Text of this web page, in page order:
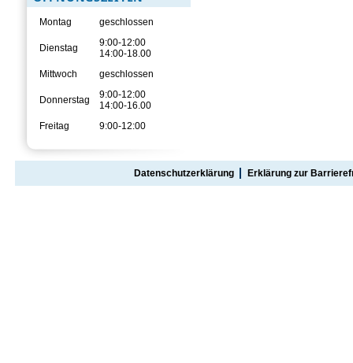
Montag geschlossen
Dienstag
9:00-12:00
14:00-18.00
Mittwoch
geschlossen
Donnerstag
9:00-12:00
14:00-16.00
Freitag
9:00-12:00
Datenschutzerklärung Erklärung zur